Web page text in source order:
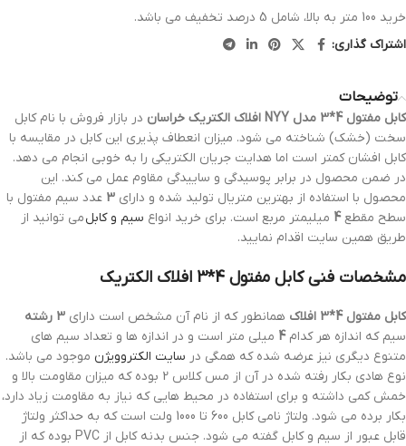
خرید 100 متر به بالا، شامل 5 درصد تخفیف می باشد.
اشتراک گذاری:
توضیحات
کابل مفتول 4*3 مدل NYY افلاک الکتریک خراسان
در بازار فروش با نام کابل
سخت (خشک) شناخته می شود. میزان انعطاف پذیری این کابل در مقایسه با
کابل افشان کمتر است اما هدایت جریان الکتریکی را به خوبی انجام می دهد.
در ضمن محصول در برابر پوسیدگی و ساییدگی مقاوم عمل می کند. این
محصول با استفاده از بهترین متریال تولید شده و دارای 3 عدد سیم مفتول با
سطح مقطع4 میلیمتر مربع است. برای خرید انواع سیم و کابلمی توانید از
طریق همین سایت اقدام نمایید.
مشخصات فنی کابل مفتول 4*3 افلاک الکتریک
کابل مفتول 4*3 افلاک همانطور که از نام آن مشخص است دارای 3 رشته
سیم که اندازه هر کدام4 میلی متر است و در اندازه ها و تعداد سیم های
متنوع دیگری نیز عرضه شده که همگی در سایت الکتروویژن موجود می باشد.
نوع هادی بکار رفته شده در آن از مس کلاس 2 بوده که میزان مقاومت بالا و
خمش کمی داشته و برای استفاده در محیط هایی که نیاز به مقاومت زیاد دارد،
بکار برده می شود. ولتاژ نامی کابل 600 تا 1000 ولت است که به حداکثر ولتاژ
قابل عبور از سیم و کابل گفته می شود. جنس بدنه کابل از PVC بوده که از